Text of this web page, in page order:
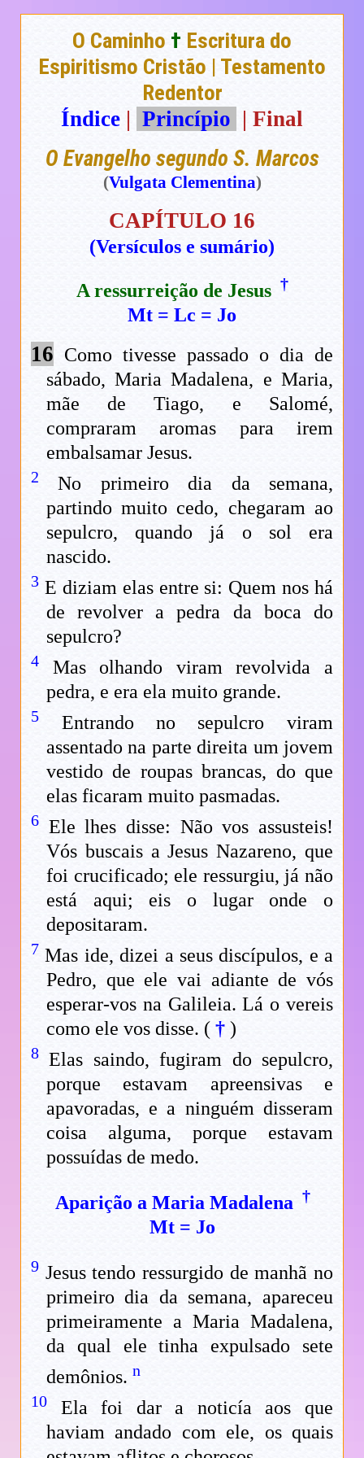
O Caminho † Escritura do
Espiritismo Cristão | Testamento
Redentor
Índice | Princípio | Final
O Evangelho segundo S. Marcos
(Vulgata Clementina)
CAPÍTULO 16
(Versículos e sumário)
A ressurreição de Jesus †
Mt = Lc = Jo
16 Como tivesse passado o dia de
sábado, Maria Madalena, e Maria,
mãe de Tiago, e Salomé,
compraram aromas para irem
embalsamar Jesus.
2
No primeiro dia da semana,
partindo muito cedo, chegaram ao
sepulcro, quando já o sol era
nascido.
3 E diziam elas entre si: Quem nos há
de revolver a pedra da boca do
sepulcro?
4 Mas olhando viram revolvida a
pedra, e era ela muito grande.
5 Entrando no sepulcro viram
assentado na parte direita um jovem
vestido de roupas brancas, do que
elas ficaram muito pasmadas.
6 Ele lhes disse: Não vos assusteis!
Vós buscais a Jesus Nazareno, que
foi crucificado; ele ressurgiu, já não
está aqui; eis o lugar onde o
depositaram.
7 Mas ide, dizei a seus discípulos, e a
Pedro, que ele vai adiante de vós
esperar-vos na Galileia. Lá o vereis
como ele vos disse. ( †)
8 Elas saindo, fugiram do sepulcro,
porque estavam apreensivas e
apavoradas, e a ninguém disseram
coisa alguma, porque estavam
possuídas de medo.
Aparição a Maria Madalena †
Mt= Jo
9 Jesus tendo ressurgido de manhã no
primeiro dia da semana, apareceu
primeiramente a Maria Madalena,
da qual ele tinha expulsado sete
demônios.n
10 Ela foi dar a noticía aos que
haviam andado com ele, os quais